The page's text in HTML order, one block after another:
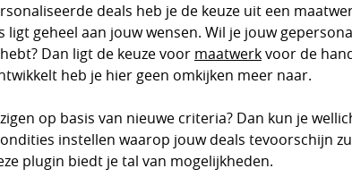
deals heb je de keuze uit een
geheel aan jouw wensen. Wil je jouw
Dan ligt de keuze voor maatwerkvoor de
heb je hier geen omkijken meer naar.
op basis van nieuwe criteria? Dan kun je
instellen waarop jouw deals tevoorschijn
plugin biedt je tal van mogelijkheden.